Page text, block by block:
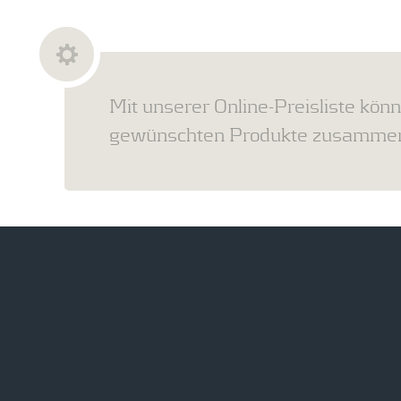
Mit unserer Online-Preisliste
gewünschten Produkte